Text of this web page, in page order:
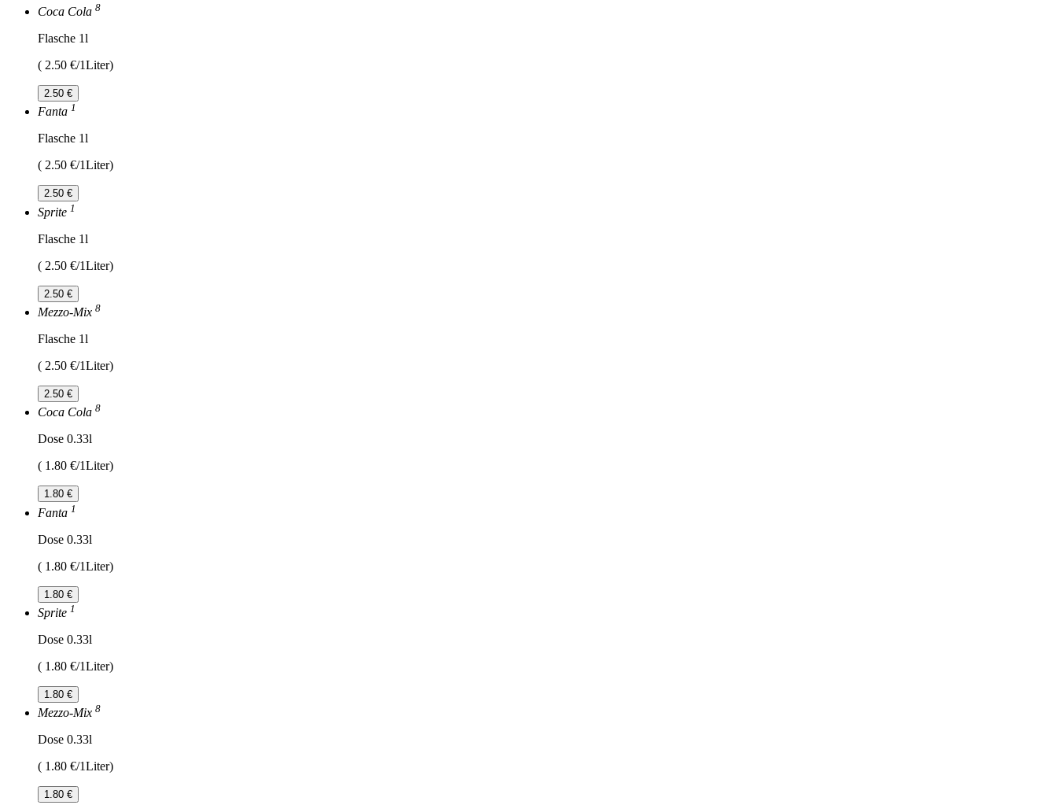
Coca Cola 8
Flasche 1l
( 2.50 €/1Liter)
2.50 €
Fanta 1
Flasche 1l
( 2.50 €/1Liter)
2.50 €
Sprite 1
Flasche 1l
( 2.50 €/1Liter)
2.50 €
Mezzo-Mix 8
Flasche 1l
( 2.50 €/1Liter)
2.50 €
Coca Cola 8
Dose 0.33l
( 1.80 €/1Liter)
1.80 €
Fanta 1
Dose 0.33l
( 1.80 €/1Liter)
1.80 €
Sprite 1
Dose 0.33l
( 1.80 €/1Liter)
1.80 €
Mezzo-Mix 8
Dose 0.33l
( 1.80 €/1Liter)
1.80 €